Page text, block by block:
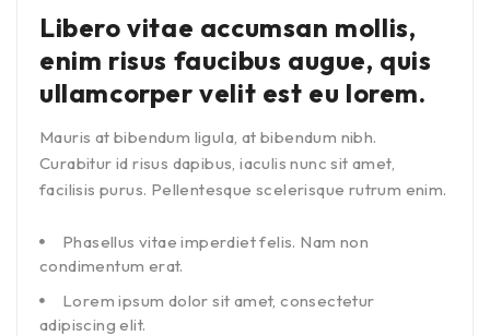
Libero vitae accumsan mollis,
enim risus faucibus augue, quis
ullamcorper velit est eu lorem.
Mauris at bibendum ligula, at bibendum nibh.
Curabitur id risus dapibus, iaculis nunc sit amet,
facilisis purus. Pellentesque scelerisque rutrum enim.
Phasellus vitae imperdiet felis. Nam non
condimentum erat.
Lorem ipsum dolor sit amet, consectetur
adipiscing elit.